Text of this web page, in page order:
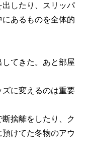
出したり、スリッパ
あるものを全体的
てきた。あと部屋
に変えるのは重要
捨離をしたり、ク
けてた冬物のアウ